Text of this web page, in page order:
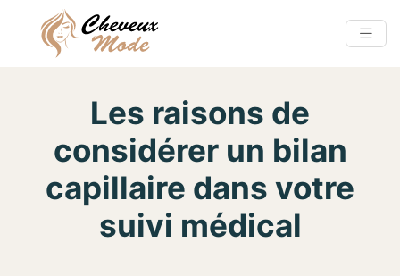
Les raisons de
considérer un bilan
capillaire dans votre
suivi médical